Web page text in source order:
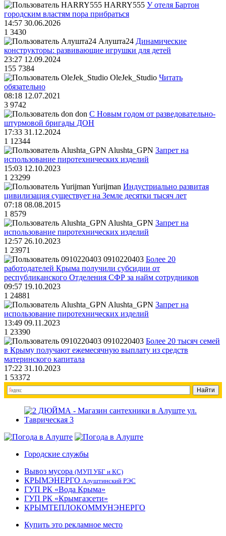
HARRY555 У отеля Бартон
городским властям пора прибраться
14:57 30.06.2026
1 3430
Алушта24 Динамические
конструкторы: развивающие игрушки для детей
23:27 12.09.2024
155 7384
OleJek_Studio Читать
обязательно
08:18 12.07.2021
3 9742
don С Новым годом от разведовательно-
штурмовой бригады ДОН
17:33 31.12.2024
1 12344
Alushta_GPN Запрет на
использование пиротехнических изделий
15:03 12.10.2023
1 23299
Yurijman Индустриально развитая
цивилизация существует на Земле десятки тысяч лет
07:18 08.08.2015
1 8579
Alushta_GPN Запрет на
использование пиротехнических изделий
12:57 26.10.2023
1 23971
0910220403 Более 20
работодателей Крыма получили субсидии от
республиканского Отделения СФР за найм сотрудников
09:57 19.10.2023
1 24881
Alushta_GPN Запрет на
использование пиротехнических изделий
13:49 09.11.2023
1 23390
0910220403 Более 20 тысяч семей
в Крыму получают ежемесячную выплату из средств
материнского капитала
17:22 31.10.2023
1 53372
Городские службы
Вывоз мусора (МУП УБГ и КС)
КРЫМЭНЕРГО Алуштинский РЭС
ГУП РК «Вода Крыма»
ГУП РК «Крымгазсети»
КРЫМТЕПЛОКОММУНЭНЕРГО
Купить это рекламное место